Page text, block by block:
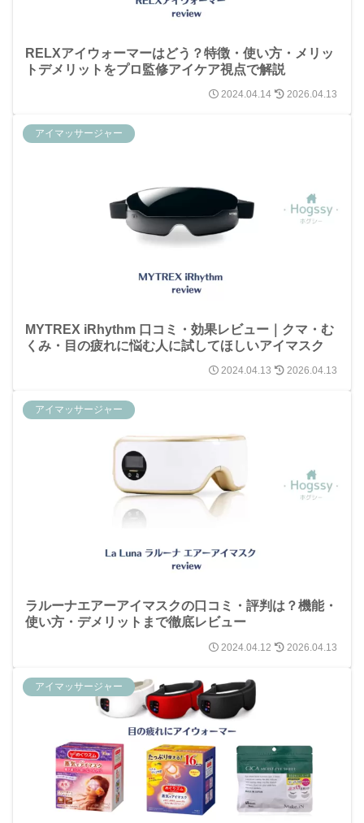
RELXアイウォーマーはどう？特徴・使い方・メリッ
トデメリットをプロ監修アイケア視点で解説
2024.04.14 2026.04.13
アイマッサージャー
MYTREX iRhythm 口コミ・効果レビュー｜クマ・む
くみ・目の疲れに悩む人に試してほしいアイマスク
2024.04.13 2026.04.13
アイマッサージャー
ラルーナエアーアイマスクの口コミ・評判は？機能・
使い方・デメリットまで徹底レビュー
2024.04.12 2026.04.13
アイマッサージャー